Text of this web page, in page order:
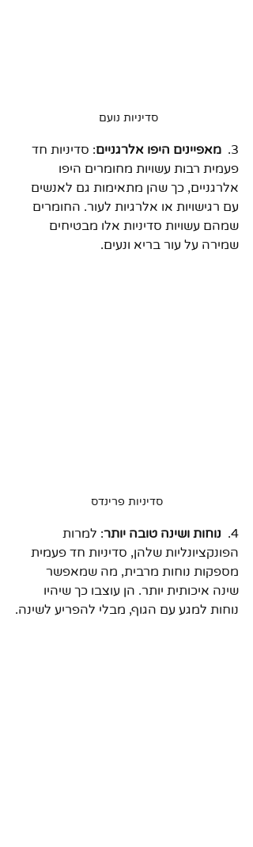
סדיניות נועם
3. מאפיינים היפו אלרגניים: סדיניות חד
פעמית רבות עשויות מחומרים היפו
אלרגניים, כך שהן מתאימות גם לאנשים
עם רגישויות או אלרגיות לעור. החומרים
שמהם עשויות סדיניות אלו מבטיחים
שמירה על עור בריא ונעים.
סדיניות פרינדס
4. נוחות ושינה טובה יותר: למרות
הפונקציונליות שלהן, סדיניות חד פעמית
מספקות נוחות מרבית, מה שמאפשר
שינה איכותית יותר. הן עוצבו כך שיהיו
נוחות למגע עם הגוף, מבלי להפריע לשינה.